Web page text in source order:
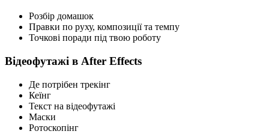
Розбір домашок
Правки по руху, композиції та темпу
Точкові поради під твою роботу
Відеофутажі в After Effects
Де потрібен трекінг
Кеїнг
Текст на відеофутажі
Маски
Ротоскопінг